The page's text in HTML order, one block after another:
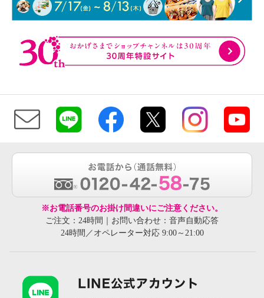
※お電話番号のお掛け間違いにご注意ください。
ご注文：24時間｜お問い合わせ：音声自動応答
24時間／オペレーター対応 9:00～21:00